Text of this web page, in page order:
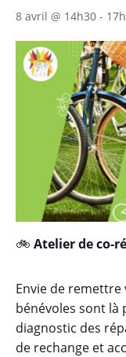
8 avril @ 14h30 -
🚲 Atelier de co-
Envie de remettre
bénévoles sont là
diagnostic des
de rechange et